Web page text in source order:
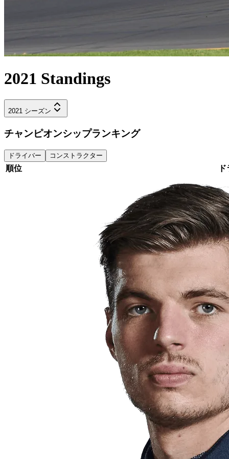
2021 Standings
2021 シーズン
チャンピオンシップランキング
ドライバー コンストラクター
順位